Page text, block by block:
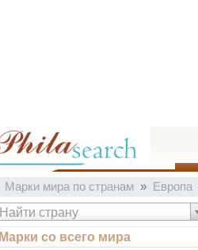
Марки мира по странам Европа
Найти страну
Марки со всего мира